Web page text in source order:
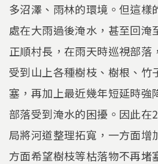
多沼澤、雨林的環境。但這樣
處在大雨過後淹水，甚至回淹
正順村長，在雨天時巡視部落
受到山上各種樹枝、樹根、竹
塞，再加上最近幾年短延時強
部落受到淹水的困擾。因此在
局將河道整理拓寬，一方面增
方面希望樹枝等枯落物不再堵